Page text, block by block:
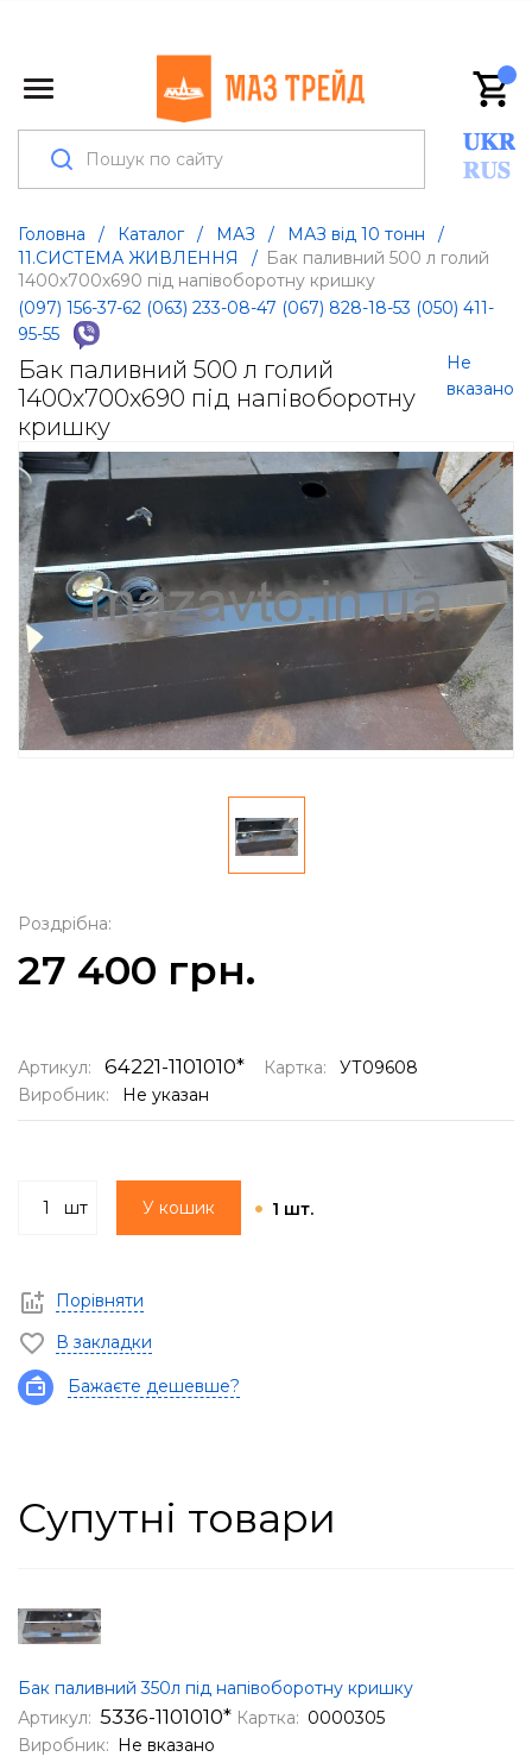
Головна / Каталог / МАЗ / МАЗ від 10 тонн
/
11.СИСТЕМА ЖИВЛЕННЯ
/ Бак паливний 500 л голий
1400х700х690 під напівоборотну кришку
(097) 156-37-62 (063) 233-08-47 (067) 828-18-53 (050) 411-
95-55
Бак паливний 500 л голий
1400х700х690 під напівоборотну
кришку
Не
вказано
Роздрібна:
27 400 грн.
Артикул: 64221-1101010* Картка:
УТ09608
Виробник:
Не указан
шт У кошик 1 шт.
Порівняти
В закладки
Бажаєте дешевше?
Супутні товари
Бак паливний 350л під напівоборотну кришку
Артикул: 5336-1101010* Картка: 0000305
Виробник: Не вказано